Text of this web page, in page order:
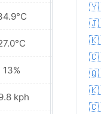
13%
kph
10%
22.0